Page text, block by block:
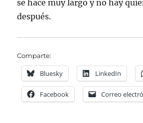
se hace muy largo y no hay
después.
Comparte:
Bluesky LinkedIn
Facebook Correo